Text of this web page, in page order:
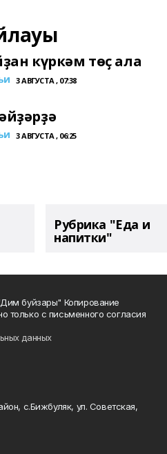
күркәм төҫ ала
3 АВГУСТА , 07:38
3 АВГУСТА , 06:25
Рубрика "Еда и
напитки"
буйзары" Копирование
только с письменного согласия
данных
с.Бижбуляк, ул. Советская,